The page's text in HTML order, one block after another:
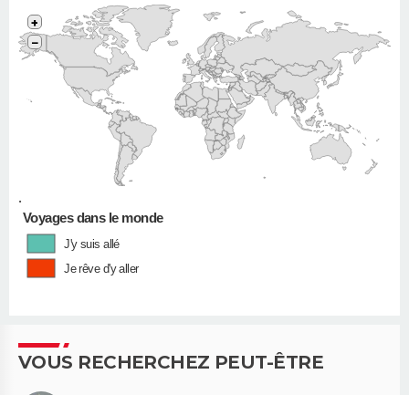
•
+
−
Voyages dans le monde
J'y suis allé
Je rêve d'y aller
VOUS RECHERCHEZ PEUT-ÊTRE